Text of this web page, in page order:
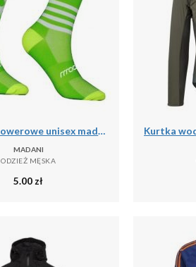
Skarpetki rowerowe unisex madani Parrot
MADANI
ODZIEŻ MĘSKA
5.00 zł